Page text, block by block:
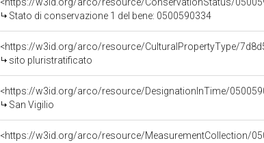
Stato di conservazione 1 del bene: 0500590334
<https://w3id.org/arco/resource/CulturalPropertyType/
sito pluristratificato
<https://w3id.org/arco/resource/DesignationInTime/
San Vigilio
<https://w3id.org/arco/resource/MeasurementCollection/